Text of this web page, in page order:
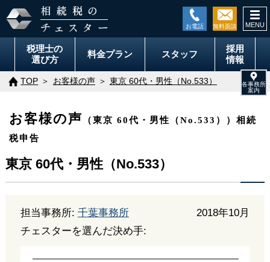
税理士の
選び方
料金プラン スタッフ
採用
情報
TOP お客様の声 東京 60代・男性（No.533）
お客様の声
（東京 60代・男性（No.533））相続
税申告
東京 60代・男性（No.533）
担当事務所: 千葉事務所
2018年10月
チェスターを選んだ決め手: